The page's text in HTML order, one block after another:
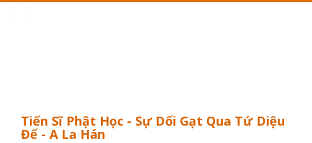
Tiến Sĩ Phật Học - Sự Dối Gạt Qua Tứ Diệu
Đế - A La Hán